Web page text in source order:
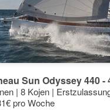
Sun Odyssey 440 -
| 8 Kojen |
pro Woche